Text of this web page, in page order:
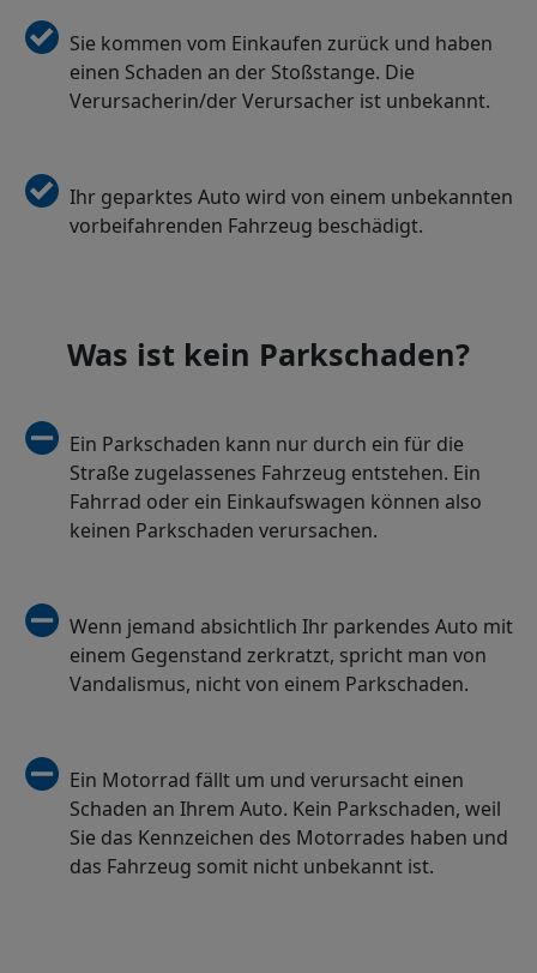
Sie kommen vom Einkaufen zurück und haben
einen Schaden an der Stoßstange. Die
Verursacherin/der Verursacher ist unbekannt.
Ihr geparktes Auto wird von einem unbekannten
vorbeifahrenden Fahrzeug beschädigt.
Was ist kein Parkschaden?
Ein Parkschaden kann nur durch ein für die
Straße zugelassenes Fahrzeug entstehen. Ein
Fahrrad oder ein Einkaufswagen können also
keinen Parkschaden verursachen.
Wenn jemand absichtlich Ihr parkendes Auto mit
einem Gegenstand zerkratzt, spricht man von
Vandalismus, nicht von einem Parkschaden.
Ein Motorrad fällt um und verursacht einen
Schaden an Ihrem Auto. Kein Parkschaden, weil
Sie das Kennzeichen des Motorrades haben und
das Fahrzeug somit nicht unbekannt ist.